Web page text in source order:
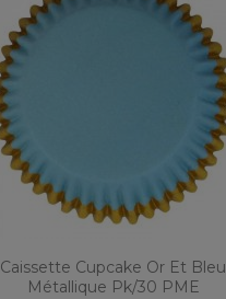
Caissette Cupcake Or Et Bleu
Métallique Pk/30 PME